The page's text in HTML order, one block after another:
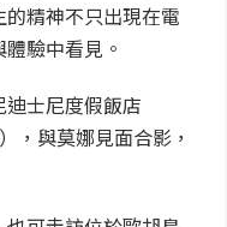
精神不只出現在電
驗中看見。
士尼度假飯店
，與莫娜見面合影，